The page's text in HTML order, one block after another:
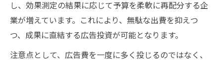
し、効果測定の結果に応じて予算を柔軟に再配分する企
業が増えています。これにより、無駄な出費を抑えつ
つ、成果に直結する広告投資が可能となります。
注意点として、広告費を一度に多く投じるのではなく、